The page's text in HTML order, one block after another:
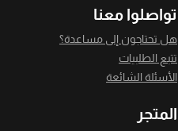
تواصلوا معنا
هل تحتاجون إلى مساعدة؟
تتبع الطلبيات
الأسئلة الشائعة
المتجر